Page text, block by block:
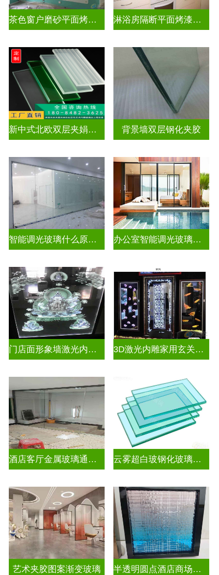
茶色窗户磨砂平面烤漆玻璃 淋浴房隔断平面烤漆玻璃
新中式北欧双层夹娟玻璃 背景墙双层钢化夹胶
智能调光玻璃什么原理好一点 办公室智能调光玻璃门图片
门店面形象墙激光内雕发光艺术玻璃 3D激光内雕家用玄关隔断
酒店客厅金属玻璃通花格栅入户玄关隔断 云雾超白玻钢化玻璃隔断
艺术夹胶图案渐变玻璃 半透明圆点酒店商场图案渐变玻璃